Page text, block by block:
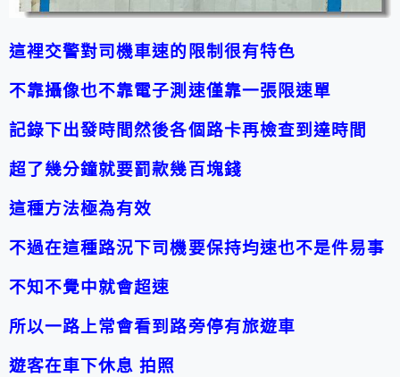
這裡交警對司機車速的限制很有特色
不靠攝像也不靠電子測速僅靠一張限速單
記錄下出發時間然後各個路卡再檢查到達時間
超了幾分鐘就要罰款幾百塊錢
這種方法極為有效
不過在這種路況下司機要保持均速也不是件易事
不知不覺中就會超速
所以一路上常會看到路旁停有旅遊車
遊客在車下休息 拍照